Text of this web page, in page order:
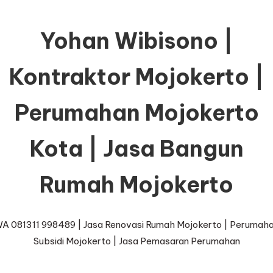
Yohan Wibisono |
Kontraktor Mojokerto |
Perumahan Mojokerto
Kota | Jasa Bangun
Rumah Mojokerto
081311 998489 | Jasa Renovasi Rumah Mojokerto |
Subsidi Mojokerto | Jasa Pemasaran Perumahan